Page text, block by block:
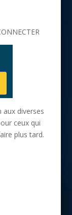
aux diverses
ceux qui
plus tard.